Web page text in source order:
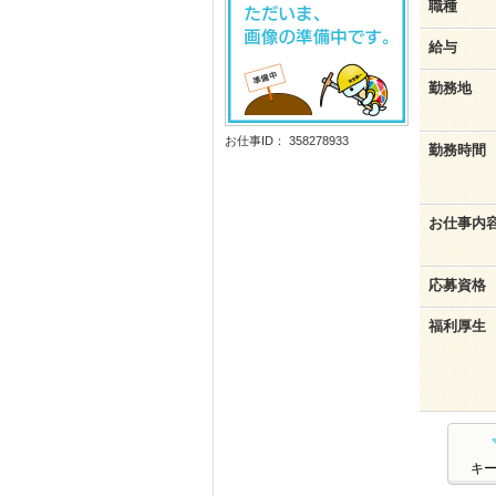
お仕事ID： 358278933
職種
給与
勤務地
勤務時間
お仕事内
応募資格
福利厚生
キ